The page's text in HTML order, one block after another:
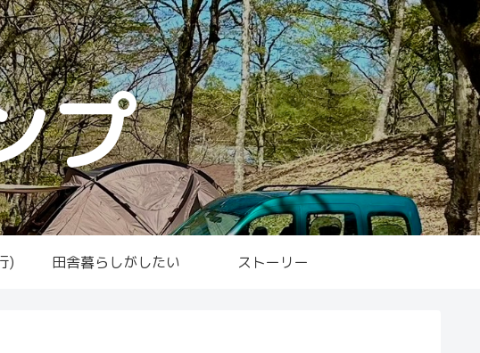
プ
) 田舎暮らしがしたい ストーリー